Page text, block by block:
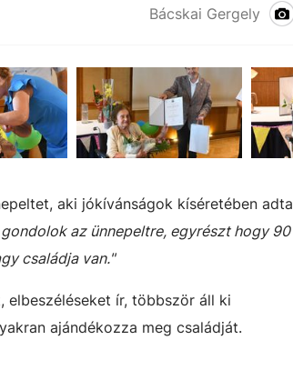
Bácskai Gergely
aki jókívánságok kíséretében adta
az ünnepeltre, egyrészt hogy 90
családja van."
elbeszéléseket ír, többször áll ki
ajándékozza meg családját.